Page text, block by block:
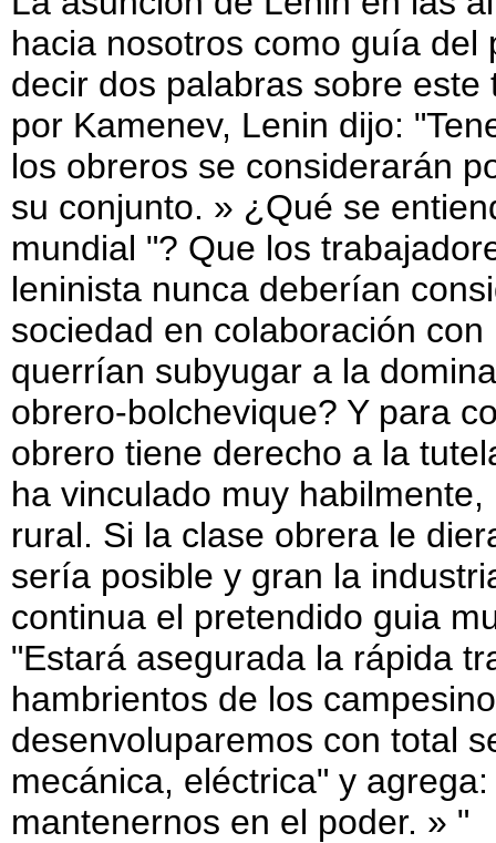
hacia nosotros como guía
decir dos palabras sobre
por Kamenev, Lenin dijo:
los obreros se considerarán
su conjunto. » ¿Qué se
mundial "? Que los
leninista nunca deberían
sociedad en colaboración
querrían subyugar a la
obrero-bolchevique? Y para
obrero tiene derecho a la
ha vinculado muy
rural. Si la clase obrera le
sería posible y gran la
continua el pretendido guia
"Estará asegurada la rápida
hambrientos de los
desenvoluparemos con total
mecánica, eléctrica" y
mantenernos en el poder. » "